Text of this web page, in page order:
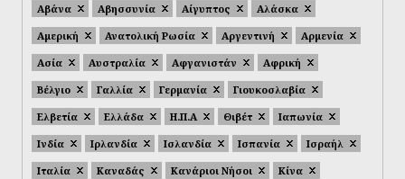
Αβάνα Αβησσυνία Αίγυπτος
Αλάσκα
Αμερική
Ανατολική Ρωσία Αργεντινή
Αρμενία
Ασία
Αυστραλία Αφγανιστάν
Αφρική
Βέλγιο
Γαλλία Γερμανία
Γιουκοσλαβία
Ελβετία
Ελλάδα Η.Π.Α Θιβέτ
Ιαπωνία
Ινδία
Ιρλανδία Ισλανδία Ισπανία
Ισραήλ
Ιταλία
Καναδάς Κανάριοι Νήσοι
Κίνα